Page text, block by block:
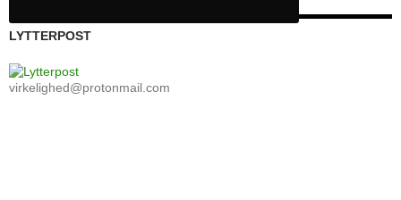
LYTTERPOST
virkelighed@protonmail.com